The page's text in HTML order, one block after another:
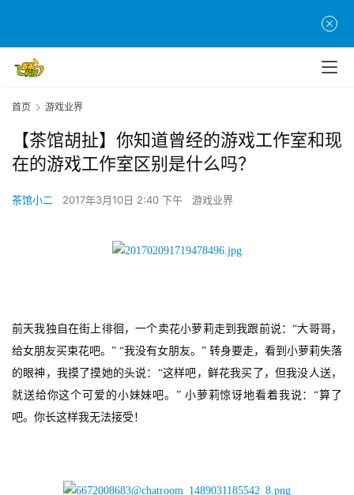
首页 游戏业界
【茶馆胡扯】你知道曾经的游戏工作室和现
在的游戏工作室区别是什么吗？
茶馆小二 2017年3月10日 2:40 下午 游戏业界
前天我独自在街上徘徊，一个卖花小萝莉走到我跟前说：“大哥哥，
给女朋友买束花吧。” “我没有女朋友。” 转身要走，看到小萝莉失落
的眼神，我摸了摸她的头说：“这样吧，鲜花我买了，但我没人送，
就送给你这个可爱的小妹妹吧。” 小萝莉惊讶地看着我说：“算了
吧。你长这样我无法接受！